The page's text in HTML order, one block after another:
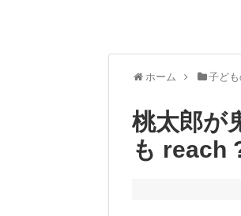
ホーム 子ど
桃太郎が
も reach